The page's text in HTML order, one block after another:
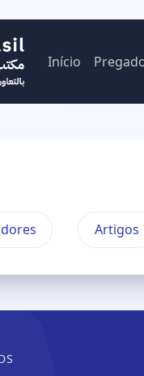
Início
Artigos